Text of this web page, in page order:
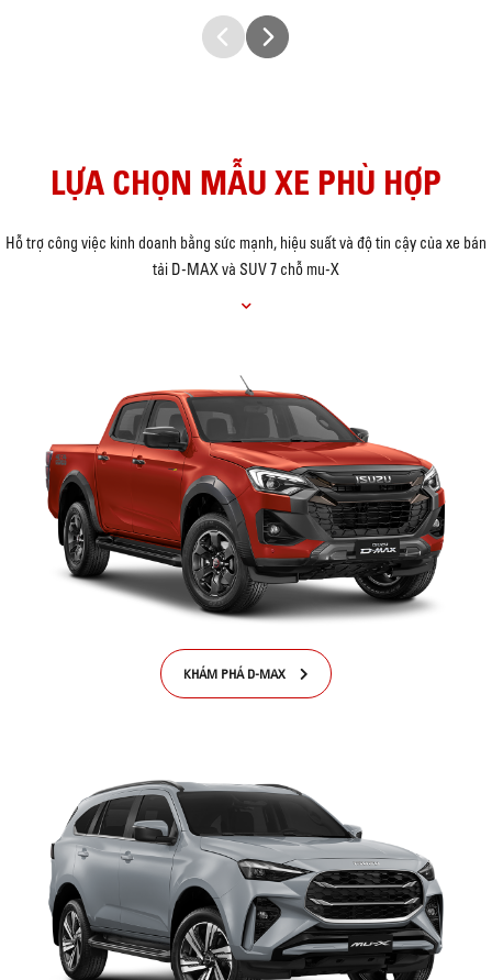
LỰA CHỌN MẪU XE PHÙ HỢP
Hỗ trợ công việc kinh doanh bằng sức mạnh, hiệu suất và độ tin cậy của xe bán
tải D-MAX và SUV 7 chỗ mu-X
KHÁM PHÁ D-MAX